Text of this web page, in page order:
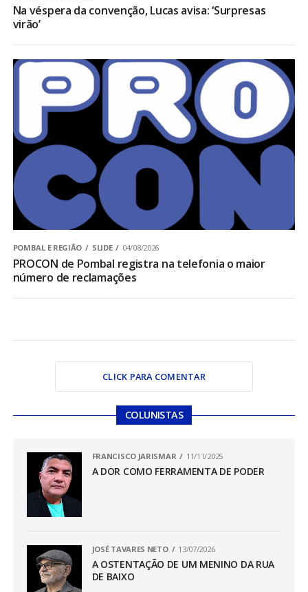
Na véspera da convenção, Lucas avisa: ‘Surpresas
virão’
POMBAL E REGIÃO SLIDE 04/08/2026
PROCON de Pombal registra na telefonia o maior
número de reclamações
CLICK PARA COMENTAR
COLUNISTAS
FRANCISCO JARISMAR 11/11/2025
A DOR COMO FERRAMENTA DE PODER
JOSÉ TAVARES NETO 13/07/2026
A OSTENTAÇÃO DE UM MENINO DA RUA
DE BAIXO